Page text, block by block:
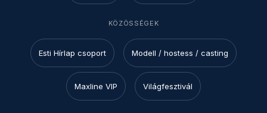
KÖZÖSSÉGEK
Esti Hírlap csoport Modell / hostess / casting
Maxline VIP Világfesztivál